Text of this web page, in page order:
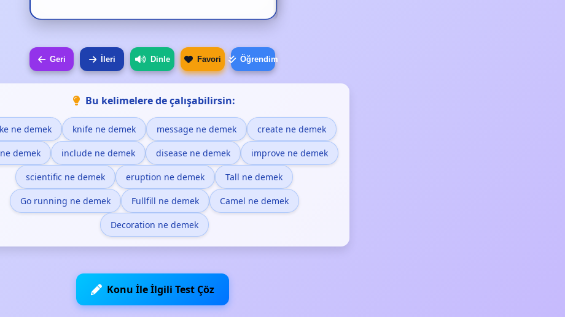
Geri İleri Dinle Favori Öğrendim
Bu kelimelere de çalışabilirsin:
ne demek knife ne demek message ne demek create ne demek
demek include ne demek disease ne demek improve ne demek
scientific ne demek eruption ne demek Tall ne demek
Go running ne demek Fullfill ne demek Camel ne demek
Decoration ne demek
Konu İle İlgili Test Çöz